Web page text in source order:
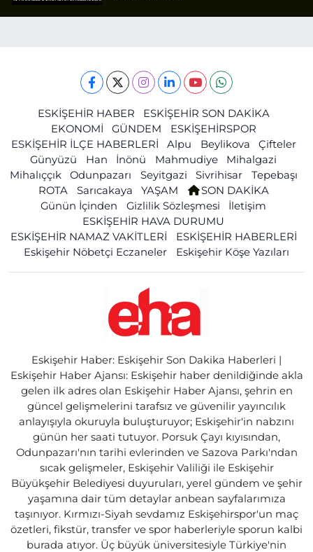
ESKİŞEHİR HABER
ESKİŞEHİR SON DAKİKA
EKONOMİ
GÜNDEM
ESKİŞEHİRSPOR
ESKİŞEHİR İLÇE HABERLERİ
Alpu Beylikova
Çifteler
Günyüzü
Han İnönü Mahmudiye
Mihalgazi
Mihalıççık
Odunpazarı Seyitgazi Sivrihisar
Tepebaşı
ROTA
Sarıcakaya YAŞAM
SON DAKİKA
Günün İçinden
Gizlilik Sözleşmesi
İletişim
ESKİŞEHİR HAVA DURUMU
ESKİŞEHİR NAMAZ VAKİTLERİ
ESKİŞEHİR HABERLERİ
Eskişehir Nöbetçi Eczaneler
Eskişehir Köşe Yazıları
Eskişehir Haber: Eskişehir Son Dakika Haberleri |
Eskişehir Haber Ajansı: Eskişehir haber denildiğinde akla
gelen ilk adres olan Eskişehir Haber Ajansı, şehrin en
güncel gelişmelerini tarafsız ve güvenilir yayıncılık
anlayışıyla okuruyla buluşturuyor; Eskişehir'in nabzını
günün her saati tutuyor. Porsuk Çayı kıyısından,
Odunpazarı'nın tarihi evlerinden ve Sazova Parkı'ndan
sıcak gelişmeler, Eskişehir Valiliği ile Eskişehir
Büyükşehir Belediyesi duyuruları, yerel gündem ve şehir
yaşamına dair tüm detaylar anbean sayfalarımıza
taşınıyor. Kırmızı-Siyah sevdamız Eskişehirspor'un maç
özetleri, fikstür, transfer ve spor haberleriyle sporun kalbi
burada atıyor. Üç büyük üniversitesiyle Türkiye'nin